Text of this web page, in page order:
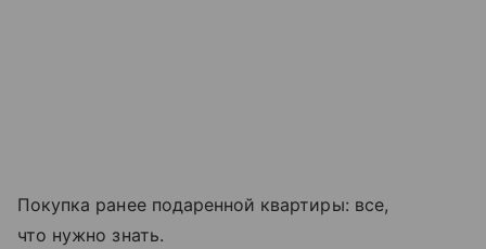
Покупка ранее подаренной квартиры: все,
что нужно знать.